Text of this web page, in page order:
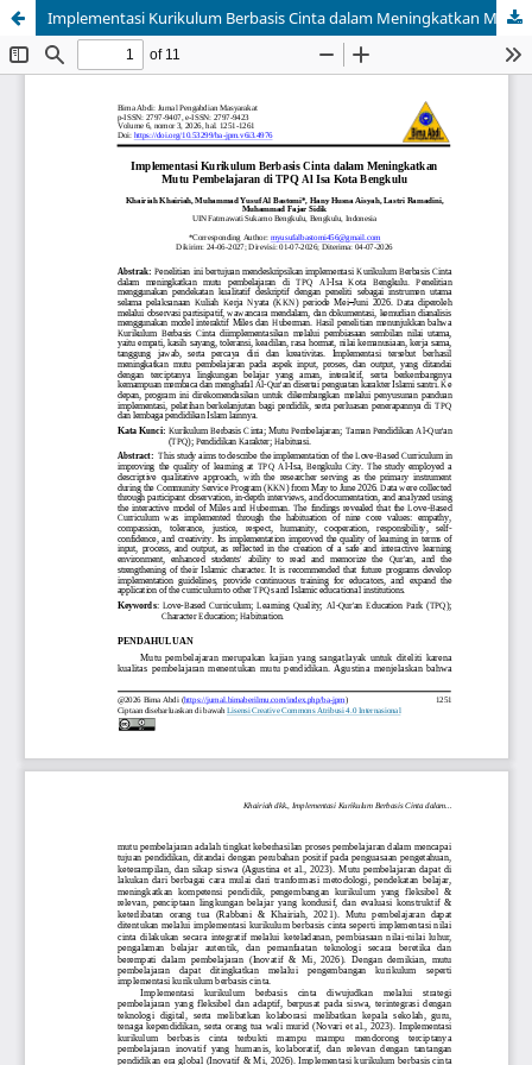
Implementasi Kurikulum Berbasis Cinta dalam Meningkatkan Mutu Pembelajaran di TPQ Al Isa Kota Bengkulu